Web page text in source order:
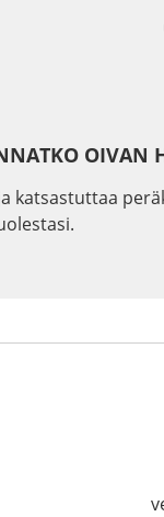
OIVAN
katsastuttaa